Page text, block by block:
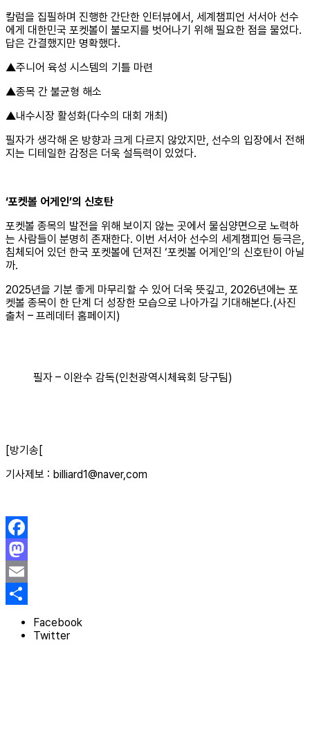
칼럼을 집필하며 진행한 간단한 인터뷰에서, 세계챔피언 서서아 선수
에게 대한민국 포켓볼이 불모지를 벗어나기 위해 필요한 점을 물었다.
답은 간결했지만 명확했다.
▲주니어 육성 시스템의 기틀 마련
▲종목 간 불균형 해소
▲내수시장 활성화(다수의 대회 개최)
필자가 생각해 온 방향과 크게 다르지 않았지만, 선수의 입장에서 전해
지는 디테일한 감정은 더욱 설득력이 있었다.
‘포켓볼 어게인’의 신호탄
포켓볼 종목의 발전을 위해 보이지 않는 곳에서 물심양면으로 노력하
는 사람들이 분명히 존재한다. 이번 서서아 선수의 세계챔피언 등극은,
침체되어 있던 한국 포켓볼에 던져진 ‘포켓볼 어게인’의 신호탄이 아닐
까.
2025년을 기분 좋게 마무리할 수 있어 더욱 뜻깊고, 2026년에는 포
켓볼 종목이 한 단계 더 성장한 모습으로 나아가길 기대해본다.(사진
출처 – 프레데터 홈페이지)
필자 – 이완수 감독(인천광역시체육회 당구팀)
[방기송[
기사제보 : billiard1@naver,com
Facebook
Mastodon
Email
Share
Facebook
Twitter